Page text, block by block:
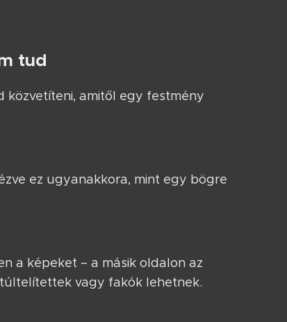
tud
amitől egy festmény
ez ugyanakkora, mint egy bögre
a képeket – a másik oldalon az
vagy fakók lehetnek.